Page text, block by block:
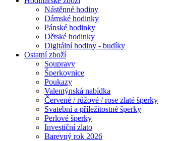
Nástěnné hodiny
Dámské hodinky
Pánské hodinky
Dětské hodinky
Digitální hodiny - budíky
Ostatní zboží
Soupravy
Šperkovnice
Poukazy
Valentýnská nabídka
Červené / růžové / rose zlaté šperky
Svatební a příležitostné šperky
Perlové šperky
Investiční zlato
Barevný rok 2026